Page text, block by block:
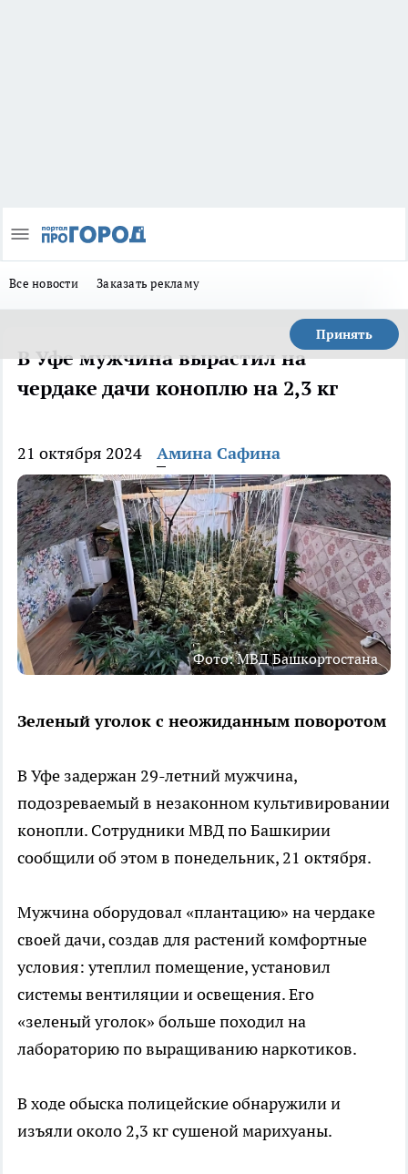
Все новости Заказать рекламу
Принять
В Уфе мужчина вырастил на
чердаке дачи коноплю на 2,3 кг
21 октября 2024 Амина Сафина
Фото: МВД Башкортостана
Зеленый уголок с неожиданным поворотом
В Уфе задержан 29-летний мужчина,
подозреваемый в незаконном культивировании
конопли. Сотрудники МВД по Башкирии
сообщили об этом в понедельник, 21 октября.
Мужчина оборудовал «плантацию» на чердаке
своей дачи, создав для растений комфортные
условия: утеплил помещение, установил
системы вентиляции и освещения. Его
«зеленый уголок» больше походил на
лабораторию по выращиванию наркотиков.
В ходе обыска полицейские обнаружили и
изъяли около 2,3 кг сушеной марихуаны.